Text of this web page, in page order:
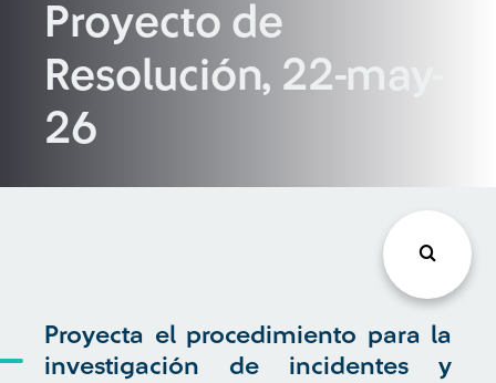
Proyecto de
Resolución, 22-may-
26
Proyecta el procedimiento para la
investigación de incidentes y